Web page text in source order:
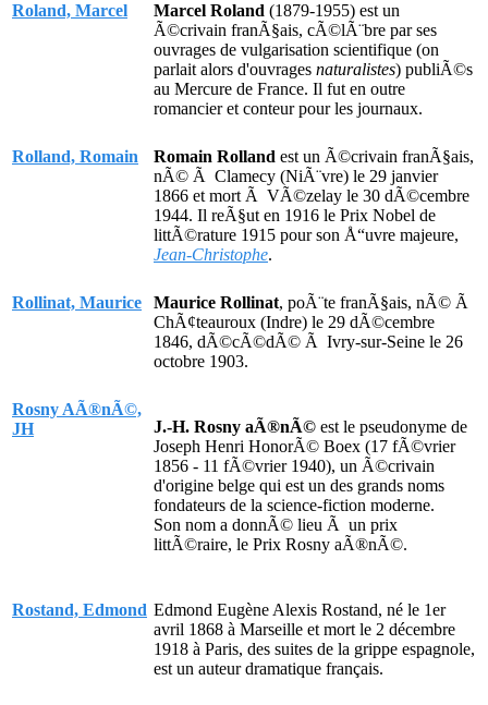
Roland, Marcel
Marcel Roland (1879-1955) est un
Ã©crivain franÃ§ais, cÃ©lÃ¨bre par ses
ouvrages de vulgarisation scientifique (on
parlait alors d'ouvrages naturalistes) publiÃ©s
au Mercure de France. Il fut en outre
romancier et conteur pour les journaux.
Rolland, Romain Romain Rolland est un Ã©crivain franÃ§ais,
nÃ© Ã Clamecy (NiÃ¨vre) le 29 janvier
1866 et mort Ã VÃ©zelay le 30 dÃ©cembre
1944. Il reÃ§ut en 1916 le Prix Nobel de
littÃ©rature 1915 pour son Å“uvre majeure,
Jean-Christophe.
Rollinat, Maurice Maurice Rollinat, poÃ¨te franÃ§ais, nÃ© Ã
ChÃ¢teauroux (Indre) le 29 dÃ©cembre
1846, dÃ©cÃ©dÃ© Ã Ivry-sur-Seine le 26
octobre 1903.
Rosny AÃ®nÃ©,
JH
J.-H. Rosny aÃ®nÃ© est le pseudonyme de
Joseph Henri HonorÃ© Boex (17 fÃ©vrier
1856 - 11 fÃ©vrier 1940), un Ã©crivain
d'origine belge qui est un des grands noms
fondateurs de la science-fiction moderne.
Son nom a donnÃ© lieu Ã un prix
littÃ©raire, le Prix Rosny aÃ®nÃ©.
Rostand, Edmond Edmond Eugène Alexis Rostand, né le 1er
avril 1868 à Marseille et mort le 2 décembre
1918 à Paris, des suites de la grippe espagnole,
est un auteur dramatique français.